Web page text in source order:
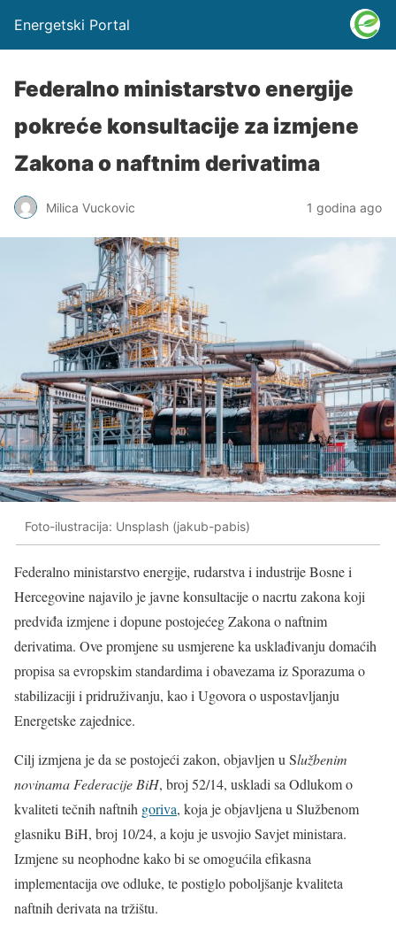
Energetski Portal
Federalno ministarstvo energije
pokreće konsultacije za izmjene
Zakona o naftnim derivatima
Milica Vuckovic 1 godina ago
Foto-ilustracija: Unsplash (jakub-pabis)
Federalno ministarstvo energije, rudarstva i industrije Bosne i
Hercegovine najavilo je javne konsultacije o nacrtu zakona koji
predviđa izmjene i dopune postojećeg Zakona o naftnim
derivatima. Ove promjene su usmjerene ka usklađivanju domaćih
propisa sa evropskim standardima i obavezama iz Sporazuma o
stabilizaciji i pridruživanju, kao i Ugovora o uspostavljanju
Energetske zajednice.
Cilj izmjena je da se postojeći zakon, objavljen u Službenim
novinama Federacije BiH, broj 52/14, uskladi sa Odlukom o
kvaliteti tečnih naftnih goriva, koja je objavljena u Službenom
glasniku BiH, broj 10/24, a koju je usvojio Savjet ministara.
Izmjene su neophodne kako bi se omogućila efikasna
implementacija ove odluke, te postiglo poboljšanje kvaliteta
naftnih derivata na tržištu.